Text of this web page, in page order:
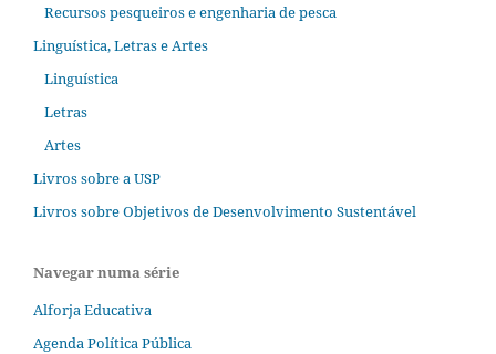
Recursos pesqueiros e engenharia de pesca
Linguística, Letras e Artes
Linguística
Letras
Artes
Livros sobre a USP
Livros sobre Objetivos de Desenvolvimento Sustentável
Navegar numa série
Alforja Educativa
Agenda Política Pública